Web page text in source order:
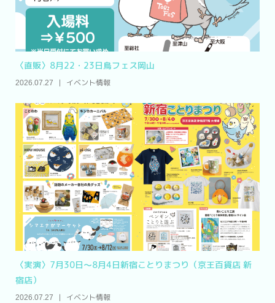
〈直販〉8月22・23日鳥フェス岡山
2026.07.27 イベント情報
〈実演〉7月30日～8月4日新宿ことりまつり（京王百貨店 新
宿店）
2026.07.27 イベント情報